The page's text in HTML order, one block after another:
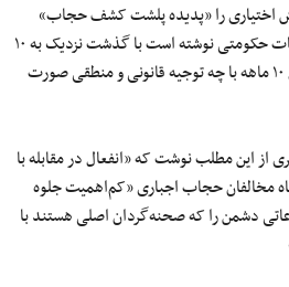
اختیاری را «پدیده پلشت کشف حجاب»
خوانده و خطاب به نهادها و مقامات حکومتی نوشته است با گذشت نزدیک به ۱۰
ماه از پیدایش این پدیده، «ا‌نفعال ۱۰ ماهه با چه توجیه قانونی و منطقی صورت
این مطلب نوشت که «ا‌نفعال در مقابله با
مخالفان حجاب اجباری «کم‌اهمیت جلوه
دشمن را که صحنه‌گردان اصلی هستند با